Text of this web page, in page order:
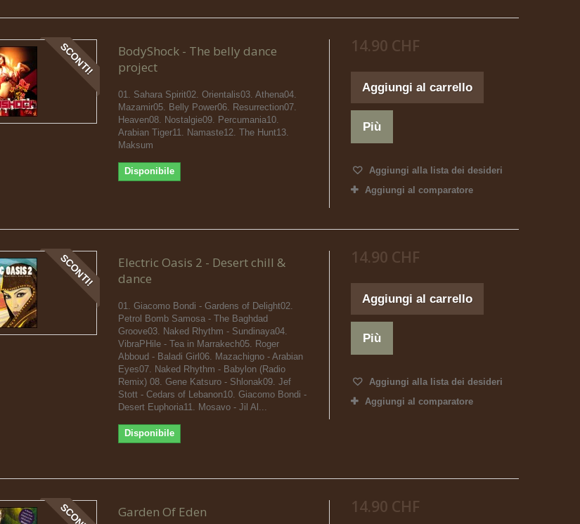
SCONTI!
BodyShock - The belly dance
project
01. Sahara Spirit02. Orientalis03. Athena04.
Mazamir05. Belly Power06. Resurrection07.
Heaven08. Nostalgie09. Percumania10.
Arabian Tiger11. Namaste12. The Hunt13.
Maksum
Disponibile
14.90 CHF
Aggiungi al carrello
Più
Aggiungi alla lista dei desideri
Aggiungi al comparatore
SCONTI!
Electric Oasis 2 - Desert chill &
dance
01. Giacomo Bondi - Gardens of Delight02.
Petrol Bomb Samosa - The Baghdad
Groove03. Naked Rhythm - Sundinaya04.
VibraPHile - Tea in Marrakech05. Roger
Abboud - Baladi Girl06. Mazachigno - Arabian
Eyes07. Naked Rhythm - Babylon (Radio
Remix) 08. Gene Katsuro - Shlonak09. Jef
Stott - Cedars of Lebanon10. Giacomo Bondi -
Desert Euphoria11. Mosavo - Jil Al...
Disponibile
14.90 CHF
Aggiungi al carrello
Più
Aggiungi alla lista dei desideri
Aggiungi al comparatore
Garden Of Eden 14.90 CHF